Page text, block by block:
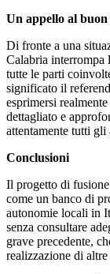
Un appello al buon
Di fronte a una
Calabria interrompa
tutte le parti
significato il
esprimersi
dettagliato e
attentamente tutti
Conclusioni
Il progetto di
come un banco di
autonomie locali in
senza consultare
grave precedente,
realizzazione di